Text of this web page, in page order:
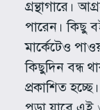
গ্রন্থাগারে।
পারেন। কিছু
মার্কেটেও
কিছুদিন বন্ধ
প্রকাশিত